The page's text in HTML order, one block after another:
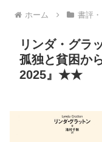
ホーム 書評
リンダ・グラ
孤独と貧困か
2025』★★